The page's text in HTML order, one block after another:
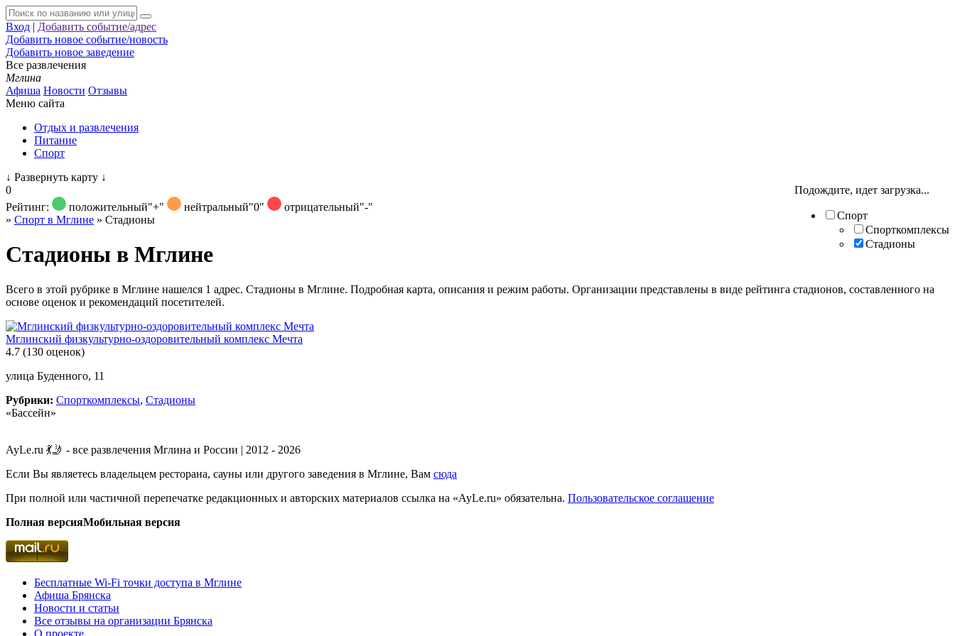
Вход | Добавить событие/адрес
Добавить новое событие/новость
Добавить новое заведение
Все развлечения
Мглина
Афиша Новости Отзывы
Меню сайта
Отдых и развлечения
Питание
Спорт
↓ Развернуть карту ↓
Подождите, идет загрузка...
Спорт
Спорткомплексы
Стадионы
0
Рейтинг:
положительный"+" нейтральный"0" отрицательный"-"
» Спорт в Мглине » Стадионы
Стадионы в Мглине
Всего в этой рубрике в Мглине нашелся 1 адрес. Стадионы в Мглине. Подробная карта, описания и режим работы. Организации представлены в виде рейтинга стадионов, составленного на
основе оценок и рекомендаций посетителей.
Мглинский физкультурно-оздоровительный комплекс Мечта
4.7 (130 оценок)
улица Буденного, 11
Рубрики: Спорткомплексы, Стадионы
«Бассейн»
AyLe.ru 💃🤳 - все развлечения Мглина и России | 2012 - 2026
Если Вы являетесь владельцем ресторана, сауны или другого заведения в Мглине, Вам сюда
При полной или частичной перепечатке редакционных и авторских материалов ссылка на «AyLe.ru» обязательна. Пользовательское соглашение
Полная версияМобильная версия
Бесплатные Wi-Fi точки доступа в Мглине
Афиша Брянска
Новости и статьи
Все отзывы на организации Брянска
О проекте